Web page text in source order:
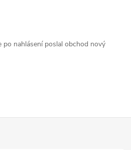
po nahlásení poslal obchod nový